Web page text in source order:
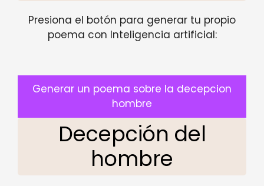
Presiona el botón para generar tu propio
poema con Inteligencia artificial:
Generar un poema sobre la decepcion
hombre
Decepción del
hombre